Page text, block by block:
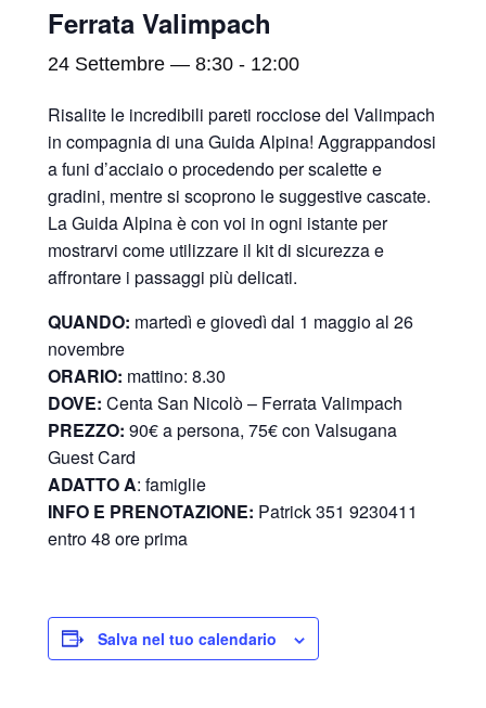
Ferrata Valimpach
24 Settembre — 8:30 - 12:00
Risalite le incredibili pareti rocciose del Valimpach
in compagnia di una Guida Alpina! Aggrappandosi
a funi d’acciaio o procedendo per scalette e
gradini, mentre si scoprono le suggestive cascate.
La Guida Alpina è con voi in ogni istante per
mostrarvi come utilizzare il kit di sicurezza e
affrontare i passaggi più delicati.
QUANDO: martedì e giovedì dal 1 maggio al 26
novembre
ORARIO: mattino: 8.30
DOVE: Centa San Nicolò – Ferrata Valimpach
PREZZO: 90€ a persona, 75€ con Valsugana
Guest Card
ADATTO A: famiglie
INFO E PRENOTAZIONE: Patrick 351 9230411
entro 48 ore prima
Salva nel tuo calendario